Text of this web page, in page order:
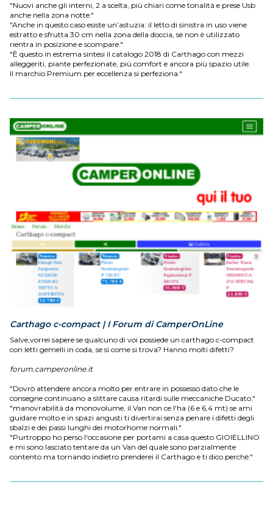
"Nuovi anche gli interni, 2 a scelta, più chiari come tonalità e prese Usb
anche nella zona notte."
"Anche in questo caso esiste un’astuzia: il letto di sinistra in uso viene
estratto e sfrutta 30 cm nella zona della doccia, se non è utilizzato
rientra in posizione e scompare."
"È questo in estrema sintesi il catalogo 2018 di Carthago con mezzi
alleggeriti, piante perfezionate, più comfort e ancora più spazio utile.
Il marchio Premium per eccellenza si perfeziona."
Carthago c-compact | I Forum di CamperOnLine
Salve,vorrei sapere se qualcuno di voi possiede un carthago c-compact
con letti gemelli in coda, se si come si trova? Hanno molti difetti?
forum.camperonline.it
"Dovrò attendere ancora molto per entrare in possesso dato che le
consegne continuano a slittare causa ritardi sulle meccaniche Ducato."
"manovrabilità da monovolume, il Van non ce l'ha (6 e 6,4 mt) se ami
guidare molto e in spazi angusti ti divertirai senza penare i difetti degli
sbalzi e dei passi lunghi dei motorhome normali."
"Purtroppo ho perso l'occasione per portami a casa questo GIOIELLINO
e mi sono lasciato tentare da un Van del quale sono parzialmente
contento ma tornando indietro prenderei il Carthago e ti dico perchè."